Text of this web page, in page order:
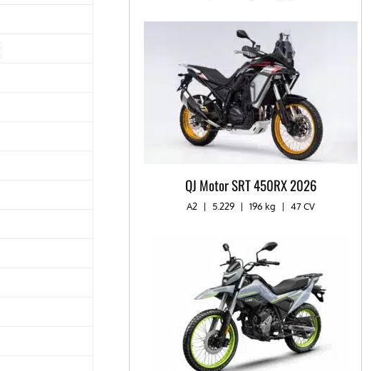
QJ Motor SRT 450RX 2026
A2 | 5.229 | 196 kg​ | 47 CV